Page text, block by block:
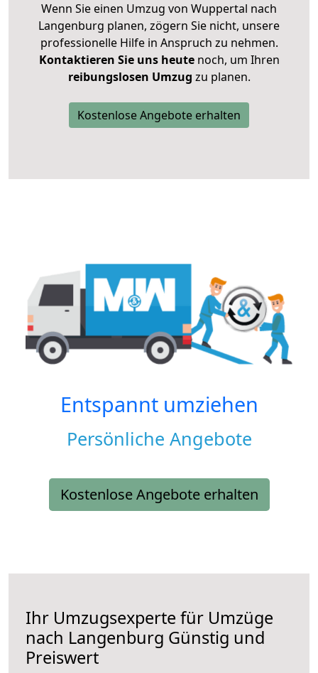
Wenn Sie einen Umzug von Wuppertal nach
Langenburg planen, zögern Sie nicht, unsere
professionelle Hilfe in Anspruch zu nehmen.
Kontaktieren Sie uns heutenoch, um Ihren
reibungslosen Umzug zu planen.
Kostenlose Angebote erhalten
Entspannt umziehen
Persönliche Angebote
Kostenlose Angebote erhalten
Ihr Umzugsexperte für Umzüge
nach Langenburg Günstig und
Preiswert